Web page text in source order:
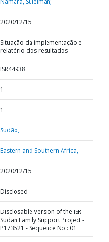
Namara, Suleiman;
2020/12/15
Situação da implementação e
relatório dos resultados
ISR44938
1
1
Sudão,
Eastern and Southern Africa,
2020/12/15
Disclosed
Disclosable Version of the ISR -
Sudan Family Support Project -
P173521 - Sequence No : 01